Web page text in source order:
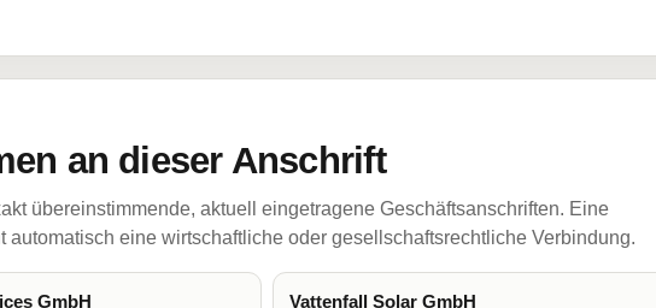
an dieser Anschrift
übereinstimmende, aktuell eingetragene Geschäftsanschriften. Eine
automatisch eine wirtschaftliche oder gesellschaftsrechtliche Verbindung.
GmbH Vattenfall Solar GmbH